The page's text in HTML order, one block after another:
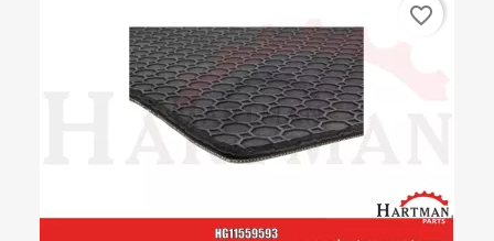
favorite_border